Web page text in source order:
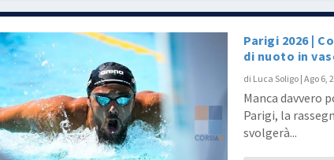
Parigi 2026 |
di nuoto in
di Luca Soligo | Ago 6,
Manca davvero
Parigi, la
svolgerà...